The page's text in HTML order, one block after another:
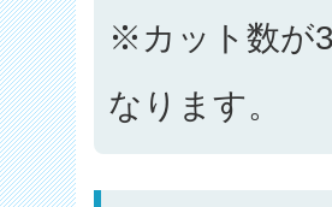
※カット数が
なります。